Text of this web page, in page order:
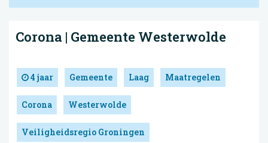
Corona | Gemeente Westerwolde
4 jaar Gemeente Laag Maatregelen
Corona Westerwolde
Veiligheidsregio Groningen